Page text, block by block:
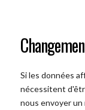
Si les données
nécessitent
nous envoyer un